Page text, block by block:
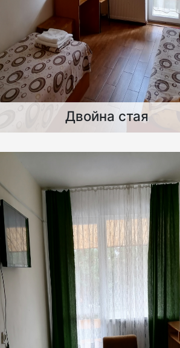
Двойна стая
телевизор, самостоятелен
Стаите имат южно изложение.
от един или двама човека.